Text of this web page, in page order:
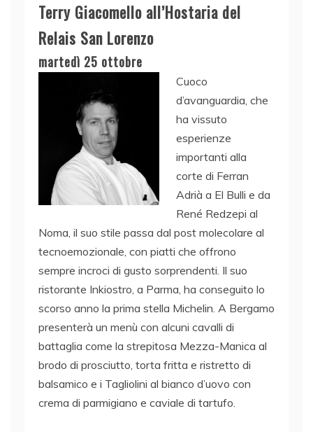
Terry Giacomello all’Hostaria del
Relais San Lorenzo
martedì 25 ottobre
Cuoco
d’avanguardia, che
ha vissuto
esperienze
importanti alla
corte di Ferran
Adrià a El Bulli e da
René Redzepi al
Noma, il suo stile passa dal post molecolare al
tecnoemozionale, con piatti che offrono
sempre incroci di gusto sorprendenti. Il suo
ristorante Inkiostro, a Parma, ha conseguito lo
scorso anno la prima stella Michelin. A Bergamo
presenterà un menù con alcuni cavalli di
battaglia come la strepitosa Mezza-Manica al
brodo di prosciutto, torta fritta e ristretto di
balsamico e i Tagliolini al bianco d’uovo con
crema di parmigiano e caviale di tartufo.